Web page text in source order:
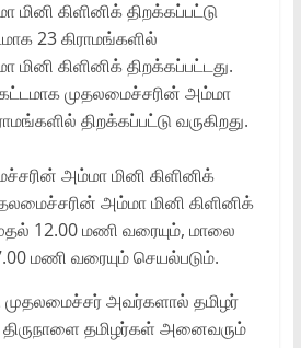
கிளினிக் திறக்கப்பட்டு
23 கிராமங்களில்
கிளினிக் திறக்கப்பட்டது.
முதலமைச்சரின் அம்மா
திறக்கப்பட்டு வருகிறது.
அம்மா மினி கிளினிக்
அம்மா மினி கிளினிக்
12.00 மணி வரையும், மாலை
மணி வரையும் செயல்படும்.
முதலமைச்சர் அவர்களால் தமிழர்
தமிழர்கள் அனைவரும்